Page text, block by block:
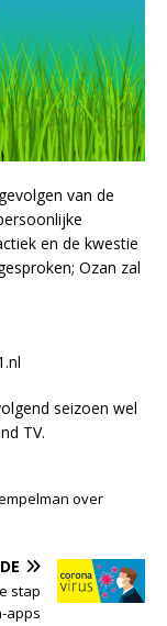
van de
en de kwestie
Ozan zal
seizoen wel
TV.
over
stap
apps